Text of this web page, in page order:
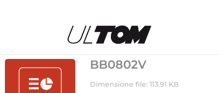
BB0802V
Dimensione file: 113.91 KB